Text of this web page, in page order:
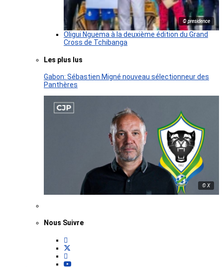
© presidence
Oligui Nguema à la deuxième édition du Grand
Cross de Tchibanga
Les plus lus
Gabon: Sébastien Migné nouveau sélectionneur des
Panthères
© X
Nous Suivre